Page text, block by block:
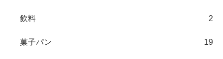
飲料 2
菓子パン 19